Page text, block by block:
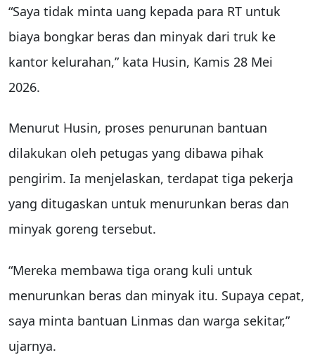
“Saya tidak minta uang kepada para RT untuk
biaya bongkar beras dan minyak dari truk ke
kantor kelurahan,” kata Husin, Kamis 28 Mei
2026.
Menurut Husin, proses penurunan bantuan
dilakukan oleh petugas yang dibawa pihak
pengirim. Ia menjelaskan, terdapat tiga pekerja
yang ditugaskan untuk menurunkan beras dan
minyak goreng tersebut.
“Mereka membawa tiga orang kuli untuk
menurunkan beras dan minyak itu. Supaya cepat,
saya minta bantuan Linmas dan warga sekitar,”
ujarnya.